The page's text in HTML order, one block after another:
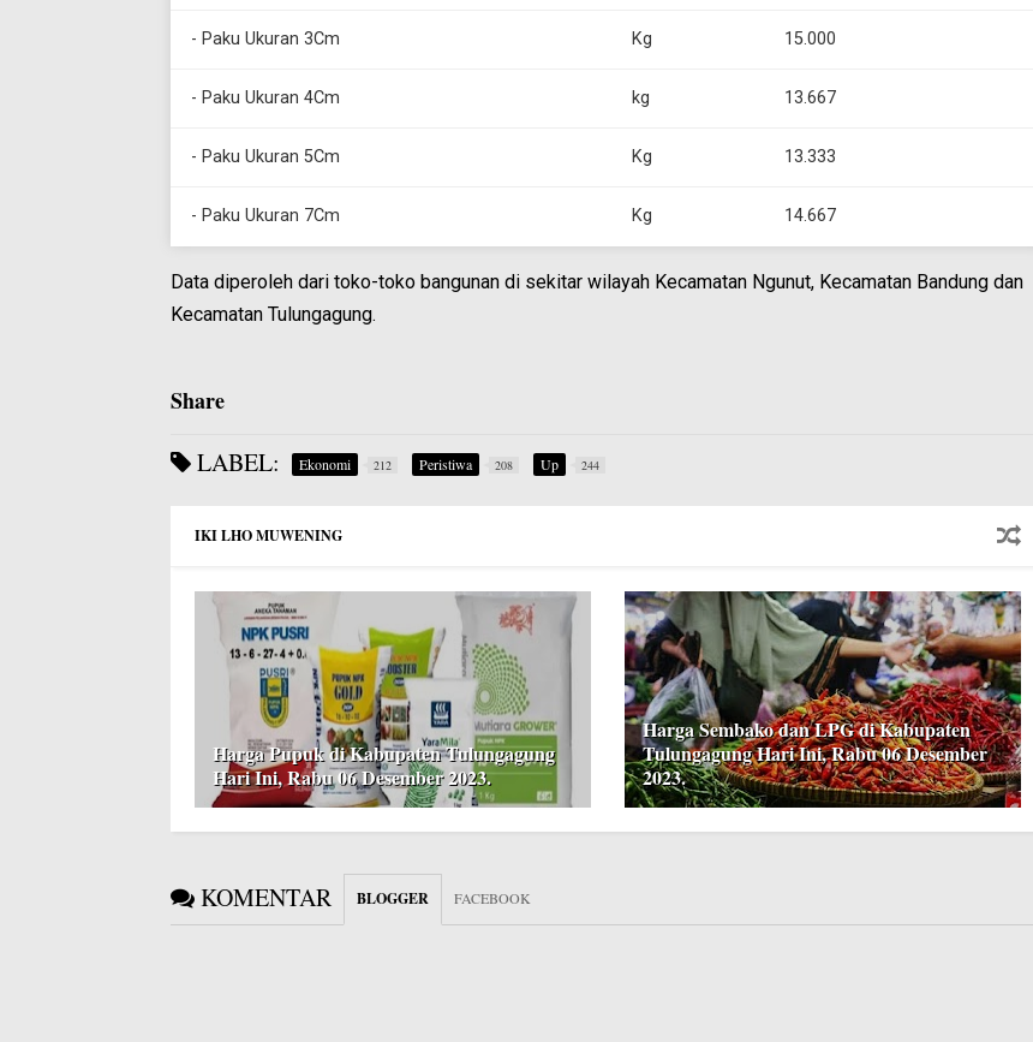
- Paku Ukuran 3Cm Kg 15.000
- Paku Ukuran 4Cm kg 13.667
- Paku Ukuran 5Cm Kg 13.333
- Paku Ukuran 7Cm Kg 14.667
Data diperoleh dari toko-toko bangunan di sekitar wilayah Kecamatan Ngunut, Kecamatan Bandung dan
Kecamatan Tulungagung.
Share
LABEL: Ekonomi 212 Peristiwa 208 Up 244
IKI LHO MUWENING
Harga Pupuk di Kabupaten Tulungagung
Hari Ini, Rabu 06 Desember 2023.
Harga Sembako dan LPG di Kabupaten
Tulungagung Hari Ini, Rabu 06 Desember
2023.
KOMENTAR BLOGGER FACEBOOK